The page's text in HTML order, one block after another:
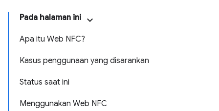
Pada halaman ini
Apa itu Web NFC?
Kasus penggunaan yang disarankan
Status saat ini
Menggunakan Web NFC